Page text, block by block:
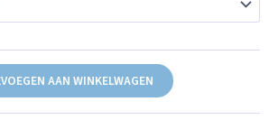
AAN WINKELWAGEN